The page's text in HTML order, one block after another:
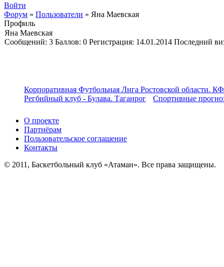
Войти
Форум » Пользователи » Яна Маевская
Профиль
Яна Маевская
Cообщений: 3 Баллов: 0 Регистрация: 14.01.2014 Последний
Корпоративная Футбольная Лига Ростовской области.
Регбийный клуб - Булава. Таганрог
Спортивные
О проекте
Партнёрам
Пользовательское соглашение
Контакты
© 2011, Баскетбольный клуб «Атаман». Все права защищены.